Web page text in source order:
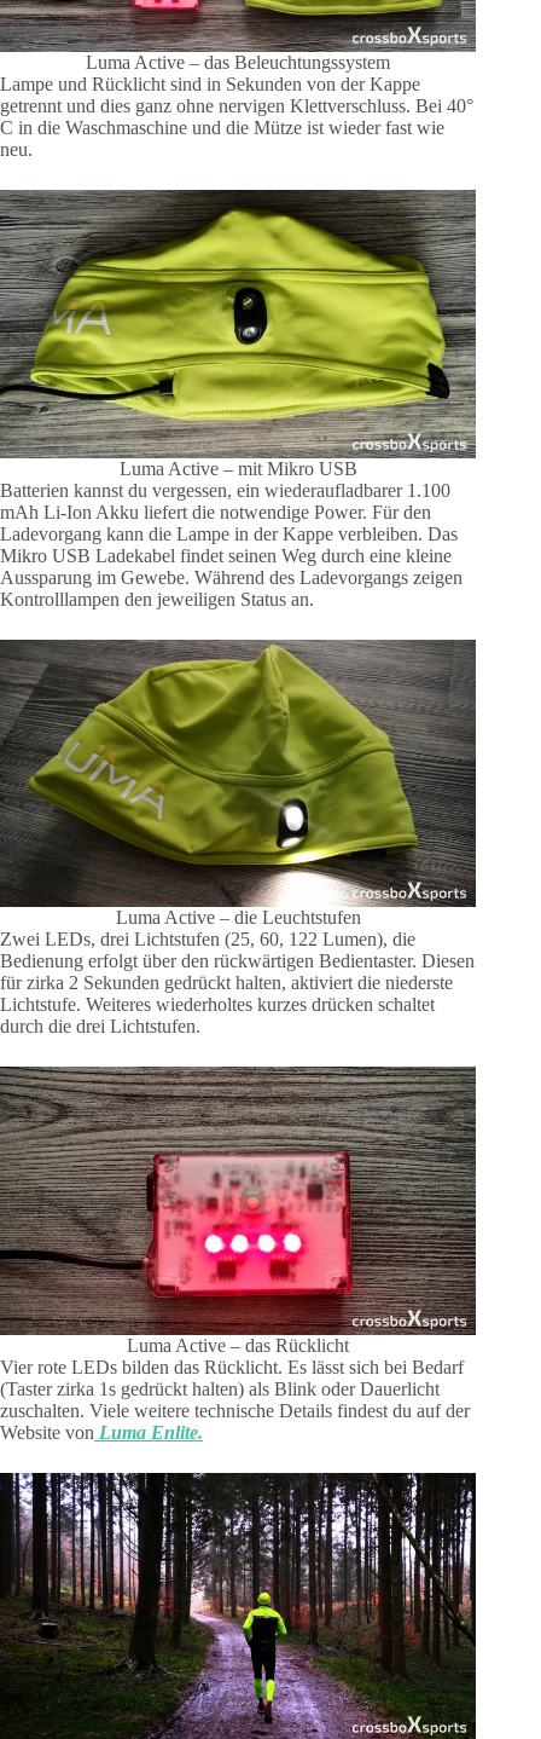
Luma Active – das Beleuchtungssystem
Lampe und Rücklicht sind in Sekunden von der Kappe
getrennt und dies ganz ohne nervigen Klettverschluss. Bei 40°
C in die Waschmaschine und die Mütze ist wieder fast wie
neu.
Luma Active – mit Mikro USB
Batterien kannst du vergessen, ein wiederaufladbarer 1.100
mAh Li-Ion Akku liefert die notwendige Power. Für den
Ladevorgang kann die Lampe in der Kappe verbleiben. Das
Mikro USB Ladekabel findet seinen Weg durch eine kleine
Aussparung im Gewebe. Während des Ladevorgangs zeigen
Kontrolllampen den jeweiligen Status an.
Luma Active – die Leuchtstufen
Zwei LEDs, drei Lichtstufen (25, 60, 122 Lumen), die
Bedienung erfolgt über den rückwärtigen Bedientaster. Diesen
für zirka 2 Sekunden gedrückt halten, aktiviert die niederste
Lichtstufe. Weiteres wiederholtes kurzes drücken schaltet
durch die drei Lichtstufen.
Luma Active – das Rücklicht
Vier rote LEDs bilden das Rücklicht. Es lässt sich bei Bedarf
(Taster zirka 1s gedrückt halten) als Blink oder Dauerlicht
zuschalten. Viele weitere technische Details findest du auf der
Website von Luma Enlite.